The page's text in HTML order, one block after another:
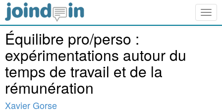
Équilibre pro/perso :
expérimentations autour du
temps de travail et de la
rémunération
Xavier Gorse